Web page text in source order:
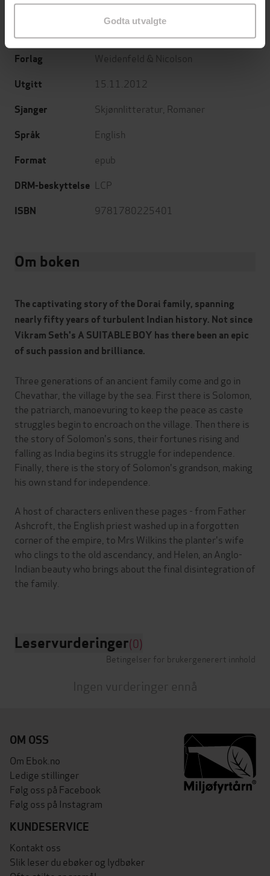
Godta utvalgte
Forlag Weidenfeld & Nicolson
Utgitt 15.11.2012
Sjanger Skjønnlitteratur Romaner
Språk English
Format epub
DRM-beskyttelse LCP
ISBN 9781780225401
Om boken
The captivating story of the Dorai family, spanning
nearly fifty years of turbulent Indian history. Not since
Vikram Seth's A SUITABLE BOY has there been an epic
of such passion and brilliance.
Three generations of an ancient family come and go in
Chevathar, the village by the sea. First there is Solomon,
the patriarch, manoevuring to keep the peace as caste
struggles begin to encroach on the village. Then there is
the story of Solomon's sons, their fortunes rising and
falling as India begins its struggle for independence.
Finally, there is the story of Solomon's grandson, making
his own stand for independence.
A host of characters enliven these pages - from Father
Ashcroft, the English priest washed up in a forgotten
corner of the empire, to Mrs Wilkins the planter's wife
who clings to the old ascendancy, and Helen, an Anglo-
Indian beauty who brings about the final disintegration of
the family.
Leservurderinger(0)
Betingelser for brukergenerert innhold
Ingen vurderinger ennå
OM OSS
Om Ebok.no
Ledige stillinger
Følg oss på Facebook
Følg oss på Instagram
KUNDESERVICE
Kontakt oss
Slik leser du ebøker og lydbøker